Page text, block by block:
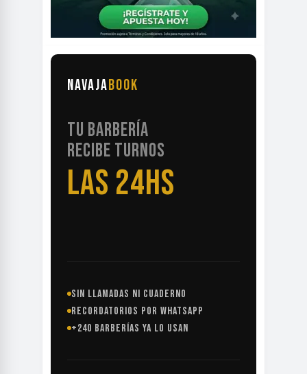
NAVAJABOOK
TU BARBERÍA
RECIBE TURNOS
LAS 24HS
SIN LLAMADAS NI CUADERNO
RECORDATORIOS POR WHATSAPP
+240 BARBERÍAS YA LO USAN